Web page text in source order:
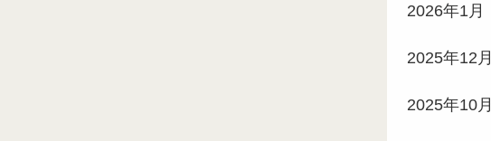
2026年1月
2025年12月
2025年10月